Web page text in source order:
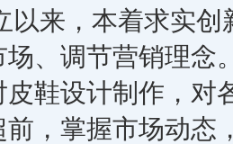
以来，本着求实创
、调节营销理念
鞋设计制作，对
，掌握市场动态